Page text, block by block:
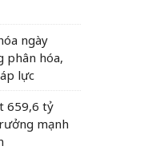
ngày
phân hóa,
lực
659,6 tỷ
mạnh